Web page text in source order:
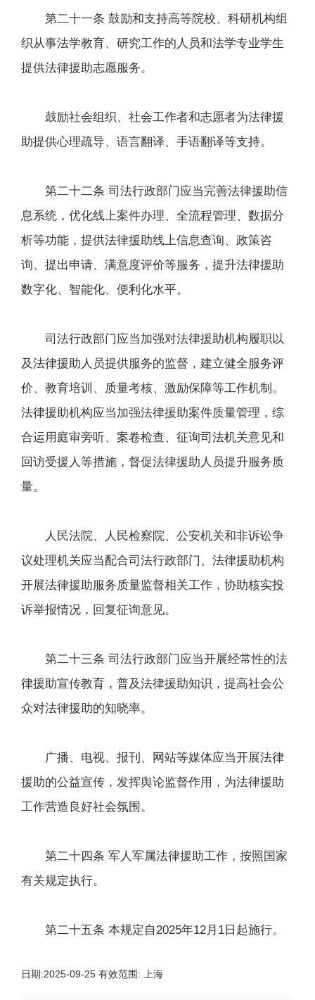
第二十一条 鼓励和支持高等院校、科研机构组
织从事法学教育、研究工作的人员和法学专业学生
提供法律援助志愿服务。
鼓励社会组织、社会工作者和志愿者为法律援
助提供心理疏导、语言翻译、手语翻译等支持。
第二十二条 司法行政部门应当完善法律援助信
息系统，优化线上案件办理、全流程管理、数据分
析等功能，提供法律援助线上信息查询、政策咨
询、提出申请、满意度评价等服务，提升法律援助
数字化、智能化、便利化水平。
司法行政部门应当加强对法律援助机构履职以
及法律援助人员提供服务的监督，建立健全服务评
价、教育培训、质量考核、激励保障等工作机制。
法律援助机构应当加强法律援助案件质量管理，综
合运用庭审旁听、案卷检查、征询司法机关意见和
回访受援人等措施，督促法律援助人员提升服务质
量。
人民法院、人民检察院、公安机关和非诉讼争
议处理机关应当配合司法行政部门、法律援助机构
开展法律援助服务质量监督相关工作，协助核实投
诉举报情况，回复征询意见。
第二十三条 司法行政部门应当开展经常性的法
律援助宣传教育，普及法律援助知识，提高社会公
众对法律援助的知晓率。
广播、电视、报刊、网站等媒体应当开展法律
援助的公益宣传，发挥舆论监督作用，为法律援助
工作营造良好社会氛围。
第二十四条 军人军属法律援助工作，按照国家
有关规定执行。
第二十五条 本规定自2025年12月1日起施行。
日期:2025-09-25 有效范围: 上海